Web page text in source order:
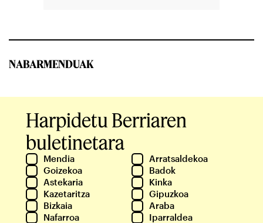
NABARMENDUAK
Harpidetu Berriaren
buletinetara
Mendia
Arratsaldekoa
Goizekoa
Badok
Astekaria
Kinka
Kazetaritza
Gipuzkoa
Bizkaia
Araba
Nafarroa
Iparraldea